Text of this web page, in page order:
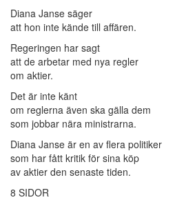
Diana Janse säger
att hon inte kände till affären.
Regeringen har sagt
att de arbetar med nya regler
om aktier.
Det är inte känt
om reglerna även ska gälla dem
som jobbar nära ministrarna.
Diana Janse är en av flera politiker
som har fått kritik för sina köp
av aktier den senaste tiden.
8 SIDOR